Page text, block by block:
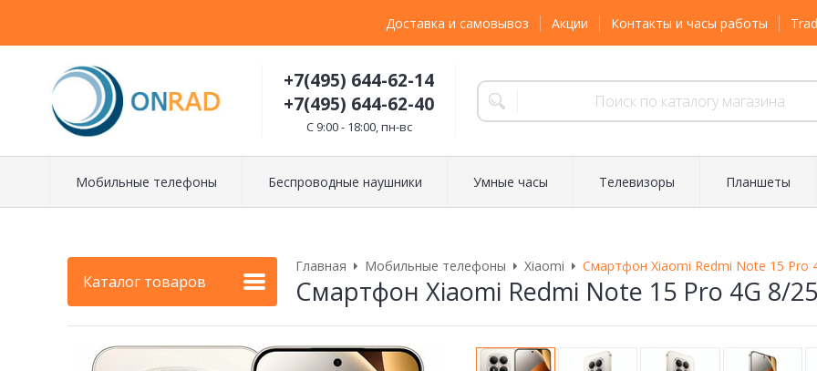
Доставка и самовывоз Акции Контакты и часы работы
+7(495) 644-62-14
+7(495) 644-62-40
C 9:00 - 18:00, пн-вс
Мобильные телефоны Беспроводные наушники Умные часы Телевизоры Планшеты
Каталог товаров
Главная Мобильные телефоны Xiaomi Смартфон Xiaomi Redmi Note 15 Pro
Смартфон Xiaomi Redmi Note 15 Pro 4G 8/